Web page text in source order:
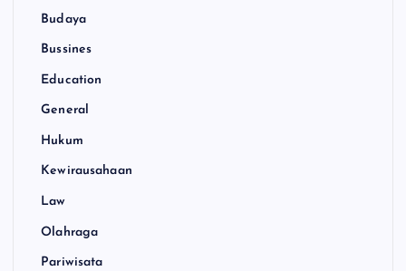
Budaya
Bussines
Education
General
Hukum
Kewirausahaan
Law
Olahraga
Pariwisata